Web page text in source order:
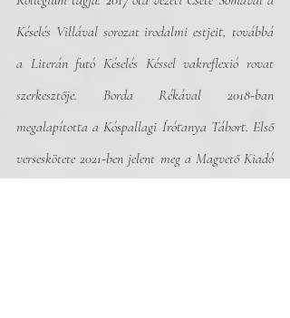
Késelés Villával sorozat irodalmi estjeit, továbbá
a Literán futó Késelés Késsel vakreflexió rovat
szerkesztője. Borda Rékával 2018-ban
megalapította a Kóspallagi Írótanya Tábort. Első
verseskötete 2021-ben jelent meg a Magvető Kiadó